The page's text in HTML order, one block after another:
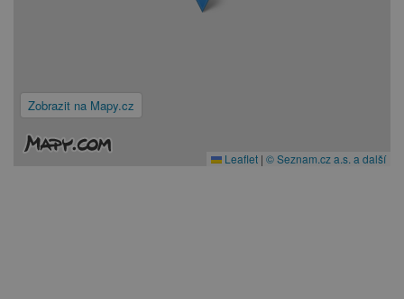
Zobrazit na Mapy.cz
Leaflet | © Seznam.cz a.s. a další